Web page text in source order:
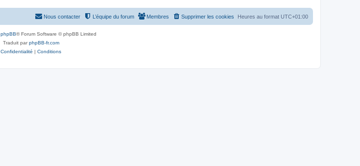
Heures au format UTC+01:00
Supprimer les cookies
Membres
L’équipe du forum
Nous contacter
phpBB® Forum Software © phpBB Limited
Traduit parphpBB-fr.com
Confidentialité | Conditions